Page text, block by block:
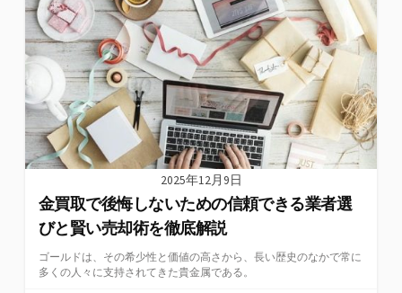
リ
ー
2025年12月9日
金買取で後悔しないための信頼できる業者選
びと賢い売却術を徹底解説
ゴールドは、その希少性と価値の高さから、長い歴史のなかで常に
多くの人々に支持されてきた貴金属である。